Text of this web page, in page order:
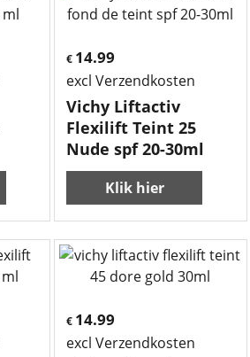
€ 14.99
excl Verzendkosten
Vichy Liftactiv
Flexilift Teint 25
Nude spf 20-30ml
Klik hier
€ 14.99
excl Verzendkosten